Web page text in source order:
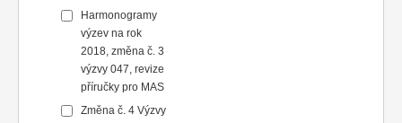
Harmonogramy
výzev na rok
2018, změna č. 3
výzvy 047, revize
příručky pro MAS
Změna č. 4 Výzvy